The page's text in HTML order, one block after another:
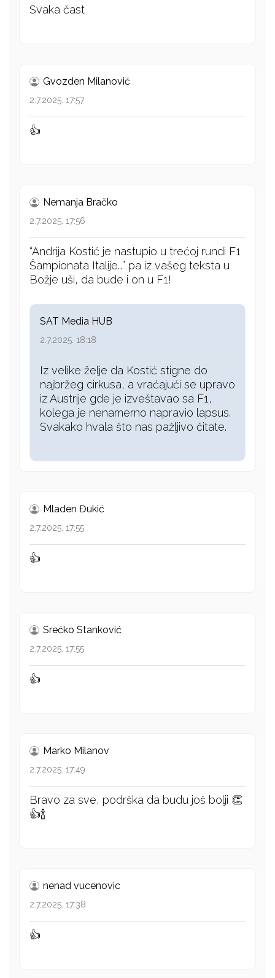
Svaka čast
Gvozden Milanović
2.7.2025. 17:57
👍
Nemanja Bračko
2.7.2025. 17:56
“Andrija Kostić je nastupio u trećoj rundi F1
Šampionata Italije…” pa iz vašeg teksta u
Božje uši, da bude i on u F1!
SAT Media HUB
2.7.2025. 18:18
Iz velike želje da Kostić stigne do
najbržeg cirkusa, a vraćajući se upravo
iz Austrije gde je izveštavao sa F1,
kolega je nenamerno napravio lapsus.
Svakako hvala što nas pažljivo čitate.
Mladen Đukić
2.7.2025. 17:55
👍
Srećko Stanković
2.7.2025. 17:55
👍
Marko Milanov
2.7.2025. 17:49
Bravo za sve, podrška da budu još bolji 👏
👍🍾
nenad vucenovic
2.7.2025. 17:38
👍